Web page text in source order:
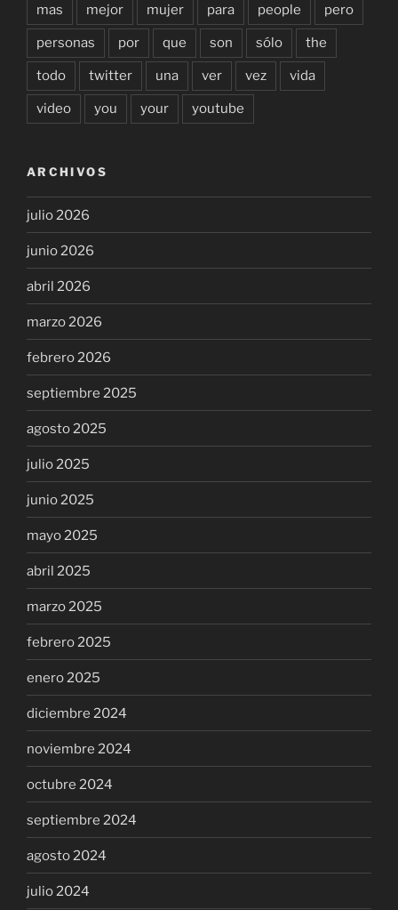
mas mejor mujer para people pero
personas por que son sólo the
todo twitter una ver vez vida
video you your youtube
ARCHIVOS
julio 2026
junio 2026
abril 2026
marzo 2026
febrero 2026
septiembre 2025
agosto 2025
julio 2025
junio 2025
mayo 2025
abril 2025
marzo 2025
febrero 2025
enero 2025
diciembre 2024
noviembre 2024
octubre 2024
septiembre 2024
agosto 2024
julio 2024